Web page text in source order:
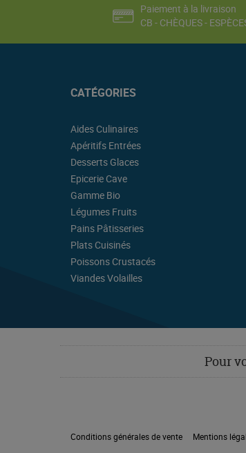
Paiement à la livraison
CB - CHÈQUES -
CATÉGORIES
Aides Culinaires
Apéritifs Entrées
Desserts Glaces
Epicerie Cave
Gamme Bio
Légumes Fruits
Pains Pâtisseries
Plats Cuisinés
Poissons Crustacés
Viandes Volailles
Pour
Conditions générales de vente Mentions